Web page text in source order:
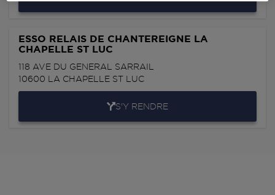
ESSO RELAIS DE CHANTEREIGNE LA
CHAPELLE ST LUC
118 AVE DU GENERAL SARRAIL
10600 LA CHAPELLE ST LUC
S'Y RENDRE